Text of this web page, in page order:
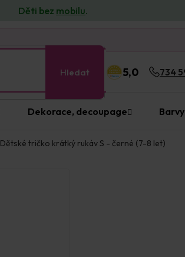
Děti bez mobilu.
Hledat 5,0 734
Dekorace, decoupage
Dětské tričko krátký rukáv S - černé (7-8 let)